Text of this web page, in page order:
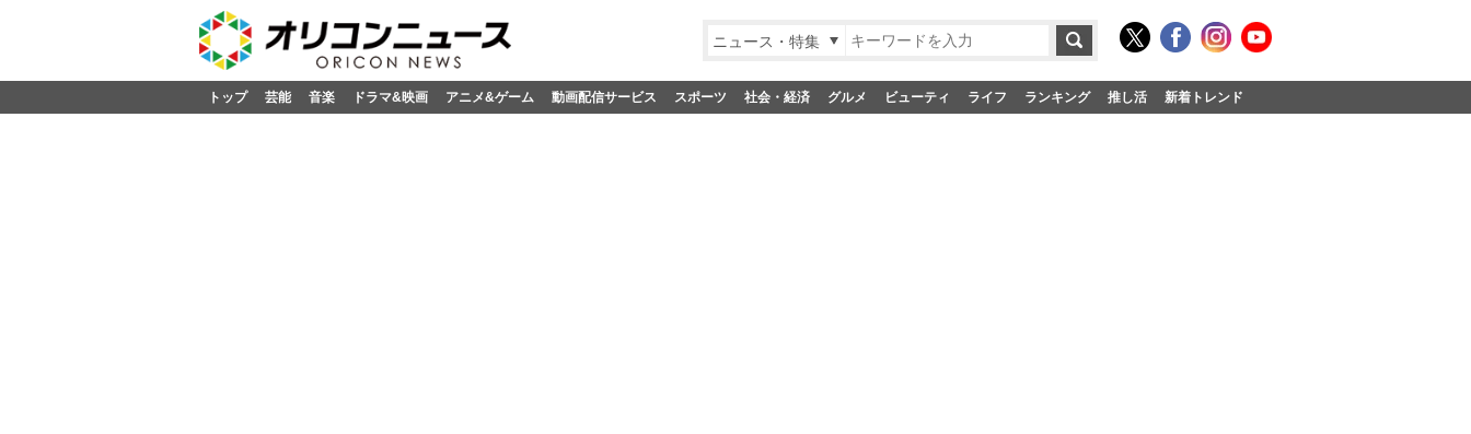
ニュース・特集
トップ 芸能 音楽 ドラマ&映画 アニメ&ゲーム 動画配信サービス スポーツ 社会・経済 グルメ ビューティ ライフ ランキング 推し活 新着トレンド